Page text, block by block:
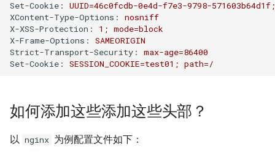
如何创建 Nodejs 容器？
Docker image 命令
如何自定义 phpmyadmin 镜
像？
jar 命令
sed 命令
diff 与 patch 命令
CentOS 7 网卡配置多个IP地
Kubernetes 实战-PV与PVC
Kubernetes 之搭建NFS服务
Kubernetes 好伙伴 Rancher
2.x
通过 Ingress 访问K8S内部应
象的属性？
如何在 Markdown 中使用
HTML 代码?
片重命名？
如何为 Django 应用创建缩略
图？
XenServer 设置虚拟机开机启
动
XenServer 图形方式安装Linux
知设备VMBUS
XenServer 无存储迁移
响
Nginx 拒绝IP访问
Nginx HA(Keepalived)
Nginx alias指令
常用 mongo 命令
MySQL Found invalid event in
Mysql min与max函数
使用xtrabackup恢复rds备份
数据
Ubuntu 下载工具 uget
Ubuntu 提示boot分区空间不
Ubuntu 移除cnnic证书
Ubuntu 光盘制作成ISO文件
式
iperf 测试网络带宽
Packets Per Second (PPS)
二进制千比特每秒 - Kibps
Haproxy 使用Socat获得统计
数据
Mysql 主从状态监控脚本
Zabbix Too Many Processes
Zabbix 配置邮件报警
hdparm
AS SSD Benchmark
Linux 配置iSCSI服务器
使用 Recuva 恢复误删除文件
Windows 配置 SNMP
Windows 设置帐户锁定策略
禁止暴力破解
Set-Cookie:
UUID=46c0fcdb-0e4d-f7e3-9798-571603b64d1f;
XContent-Type-Options:
nosniff
X-XSS-Protection:
1 ; mode=block
X-Frame-Options:
SAMEORIGIN
Strict-Transport-Security:
max-age=86400
Set-Cookie:
SESSION_COOKIE=test01; path=/
如何添加这些添加这些头部？
以 nginx 为例配置文件如下：